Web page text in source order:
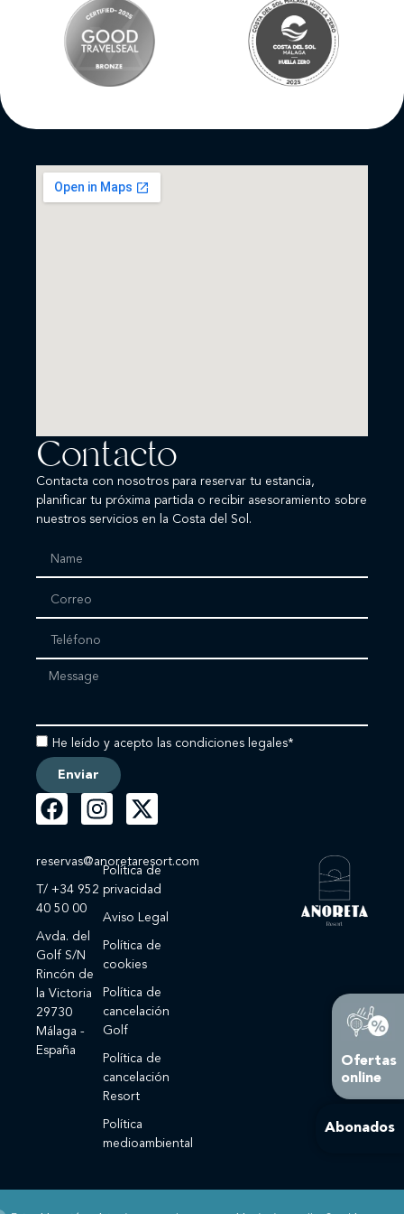
Contacto
Contacta con nosotros para reservar tu estancia,
planificar tu próxima partida o recibir asesoramiento sobre
nuestros servicios en la Costa del Sol.
He leído y acepto las condiciones legales*
Enviar
reservas@anoretaresort.com
T/ +34 952
40 50 00
Avda. del
Golf S/N
Rincón de
la Victoria
29730
Málaga -
España
Política de
privacidad
Aviso Legal
Política de
cookies
Política de
cancelación
Golf
Política de
cancelación
Resort
Política
medioambiental
Ofertas
online
Abonados